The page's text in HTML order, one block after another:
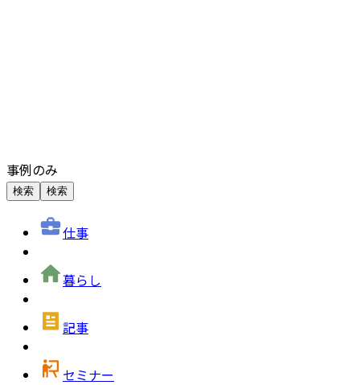
事例のみ
検索 検索
仕事
暮らし
記事
セミナー